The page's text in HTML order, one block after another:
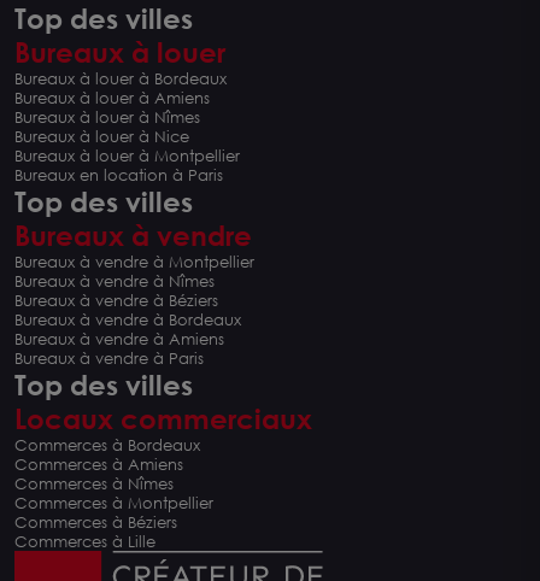
Top des villes
Bureaux à louer
Bureaux à louer à Bordeaux
Bureaux à louer à Amiens
Bureaux à louer à Nîmes
Bureaux à louer à Nice
Bureaux à louer à Montpellier
Bureaux en location à Paris
Top des villes
Bureaux à vendre
Bureaux à vendre à Montpellier
Bureaux à vendre à Nîmes
Bureaux à vendre à Béziers
Bureaux à vendre à Bordeaux
Bureaux à vendre à Amiens
Bureaux à vendre à Paris
Top des villes
Locaux commerciaux
Commerces à Bordeaux
Commerces à Amiens
Commerces à Nîmes
Commerces à Montpellier
Commerces à Béziers
Commerces à Lille